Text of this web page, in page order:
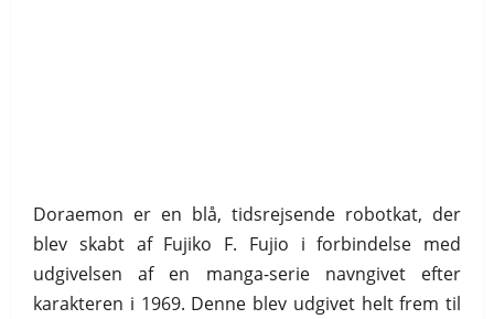
Doraemon er en blå, tidsrejsende robotkat, der
blev skabt af Fujiko F. Fujio i forbindelse med
udgivelsen af en manga-serie navngivet efter
karakteren i 1969. Denne blev udgivet helt frem til